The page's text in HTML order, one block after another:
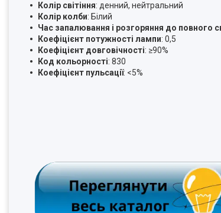
Колір світіння: денний, нейтральний
Колір колби: Білий
Час запалювання і розгоряння до повного
Коефіцієнт потужності лампи: 0,5
Коефіцієнт довговічності: ≥90%
Код кольорності: 830
Коефіцієнт пульсації: <5%